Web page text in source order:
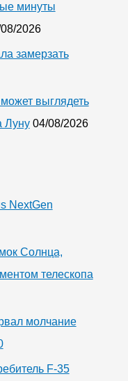
минуты
2026
замерзать
выглядеть
Луну 04/08/2026
NextGen
Солнца,
телескопа
молчание
F-35